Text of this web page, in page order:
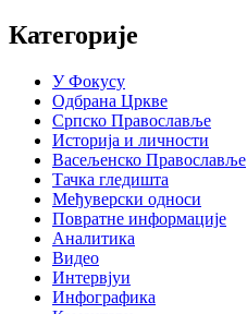
Категорије
У Фокусу
Одбрана Цркве
Српско Православље
Историја и личности
Васељенско Православље
Тачка гледишта
Међуверски односи
Повратне информације
Аналитика
Видео
Интервјуи
Инфографика